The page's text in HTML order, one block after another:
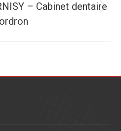
Album
suivant
– Cabinet dentaire